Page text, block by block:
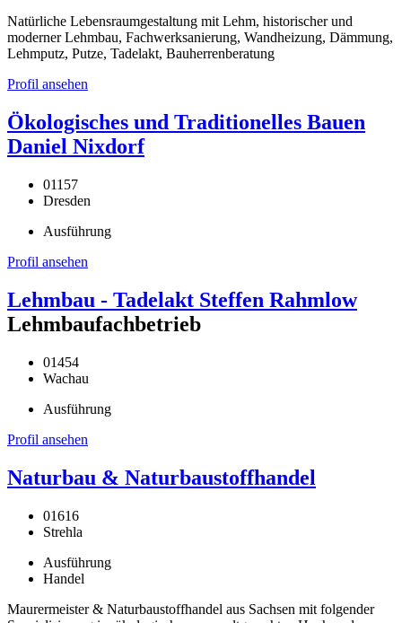
Natürliche Lebensraumgestaltung mit Lehm, historischer und
moderner Lehmbau, Fachwerksanierung, Wandheizung, Dämmung,
Lehmputz, Putze, Tadelakt, Bauherrenberatung
Profil ansehen
Ökologisches und Traditionelles Bauen
Daniel Nixdorf
01157
Dresden
Ausführung
Profil ansehen
Lehmbau - Tadelakt Steffen Rahmlow
Lehmbaufachbetrieb
01454
Wachau
Ausführung
Profil ansehen
Naturbau & Naturbaustoffhandel
01616
Strehla
Ausführung
Handel
Maurermeister & Naturbaustoffhandel aus Sachsen mit folgender